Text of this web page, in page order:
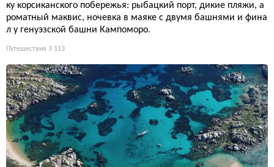
ку корсиканского побережья: рыбацкий порт, дикие пляжи, а
роматный маквис, ночевка в маяке с двумя башнями и фина
л у генуэзской башни Кампоморо.
Путешествия 3 113